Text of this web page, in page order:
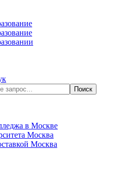
в Москве
Москва
Москва